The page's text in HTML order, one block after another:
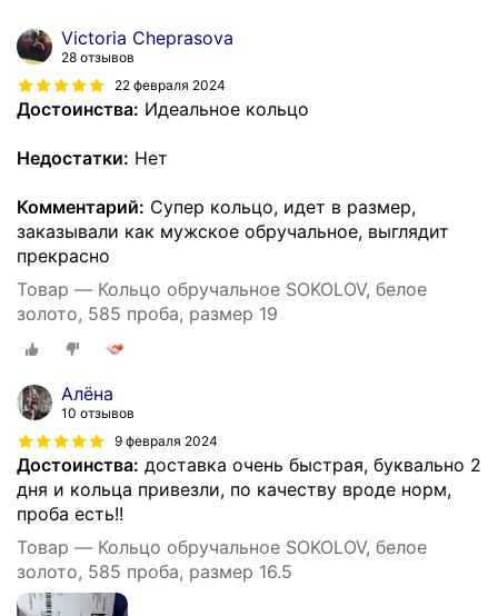
Victoria Cheprasova
28 отзывов
22 февраля 2024
Достоинства: Идеальное кольцо
Недостатки: Нет
Комментарий: Супер кольцо, идет в размер,
заказывали как мужское обручальное, выглядит
прекрасно
Товар — Кольцо обручальное SOKOLOV, белое
золото, 585 проба, размер 19
Алёна
10 отзывов
9 февраля 2024
Достоинства: доставка очень быстрая, буквально 2
дня и кольца привезли, по качеству вроде норм,
проба есть!!
Товар — Кольцо обручальное SOKOLOV, белое
золото, 585 проба, размер 16.5